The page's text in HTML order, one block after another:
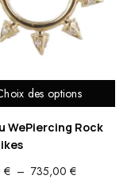
des options
WePiercing Rock
€ – 735,00 €PLAGE